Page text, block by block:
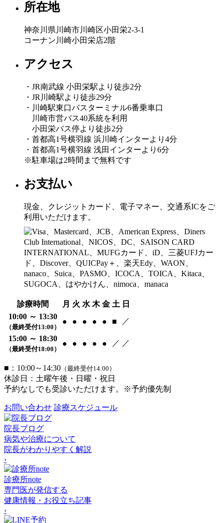
所在地
神奈川県川崎市川崎区小田栄2-3-1
コーナン川崎小田栄店2階
アクセス
・JR南武線 小田栄駅より徒歩2分
・JR川崎駅より徒歩29分
・川崎駅東口バスターミナル6番乗車口
川崎市営バス40系統を利用
小田栄バス停より徒歩2分
・首都高1号横羽線 浜川崎インターより4分
・首都高1号横羽線 浅田インターより6分
※駐車場は2時間まで無料です
お支払い
現金、クレジットカード、電子マネー、交通系ICをご
利用いただけます。
診療時間 月 火 水 木 金 土 日
10:00 ～ 13:30
（最終受付13:00）
● ● ● ● ● ■ ／
15:00 ～ 18:30
（最終受付18:00）
● ● ● ● ● ／ ／
■：10:00～14:30 （最終受付14:00）
休診日：土曜午後・日曜・祝日
予約なしでも受診いただけます。※予約優先制
お問い合わせ 診療スケジュール
院長ブログ
病気や治療について
院長がわかりやすく解説
›
診療所note
専門医が発信する
健康情報・お役立ち記事
›